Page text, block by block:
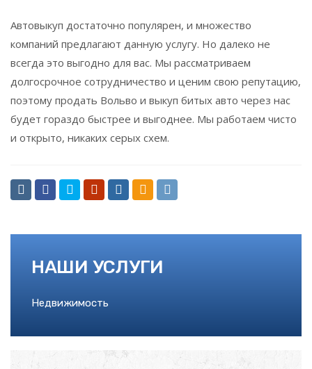
Автовыкуп достаточно популярен, и множество
компаний предлагают данную услугу. Но далеко не
всегда это выгодно для вас. Мы рассматриваем
долгосрочное сотрудничество и ценим свою репутацию,
поэтому продать Вольво и выкуп битых авто через нас
будет гораздо быстрее и выгоднее. Мы работаем чисто
и открыто, никаких серых схем.
НАШИ УСЛУГИ
Недвижимость